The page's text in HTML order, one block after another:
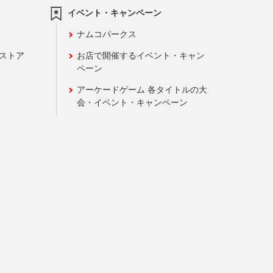
トア
イベント・キャンペーン
ナムコパークス
お店で開催するイベント・キャン
ペーン
アーケードゲーム 各タイトルの大
会・イベント・キャンペーン